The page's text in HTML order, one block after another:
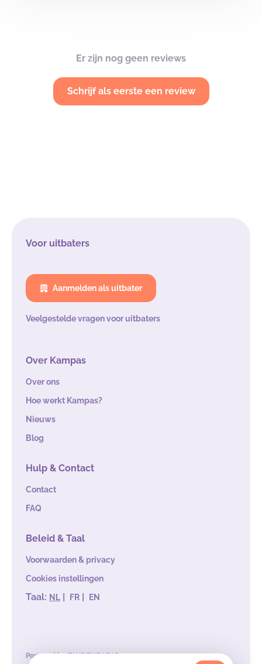
Er zijn nog geen reviews
Schrijf als eerste een review
Voor uitbaters
Aanmelden als uitbater
Veelgestelde vragen voor uitbaters
Over Kampas
Over ons
Hoe werkt Kampas?
Nieuws
Blog
Hulp & Contact
Contact
FAQ
Beleid & Taal
Voorwaarden & privacy
Cookies instellingen
Taal: NL | FR | EN
Powered byTAKE THE LEAD